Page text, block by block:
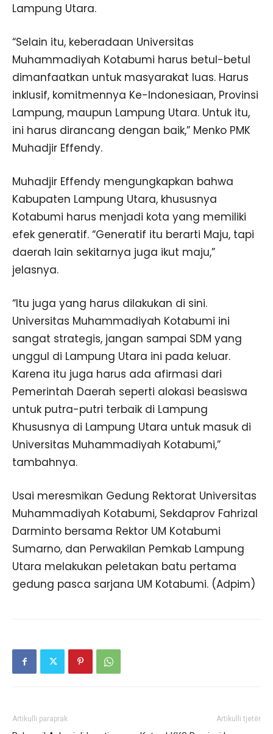
Lampung Utara.
“Selain itu, keberadaan Universitas
Muhammadiyah Kotabumi harus betul-betul
dimanfaatkan untuk masyarakat luas. Harus
inklusif, komitmennya Ke-Indonesiaan, Provinsi
Lampung, maupun Lampung Utara. Untuk itu,
ini harus dirancang dengan baik,” Menko PMK
Muhadjir Effendy.
Muhadjir Effendy mengungkapkan bahwa
Kabupaten Lampung Utara, khususnya
Kotabumi harus menjadi kota yang memiliki
efek generatif. “Generatif itu berarti Maju, tapi
daerah lain sekitarnya juga ikut maju,”
jelasnya.
“Itu juga yang harus dilakukan di sini.
Universitas Muhammadiyah Kotabumi ini
sangat strategis, jangan sampai SDM yang
unggul di Lampung Utara ini pada keluar.
Karena itu juga harus ada afirmasi dari
Pemerintah Daerah seperti alokasi beasiswa
untuk putra-putri terbaik di Lampung
Khususnya di Lampung Utara untuk masuk di
Universitas Muhammadiyah Kotabumi,”
tambahnya.
Usai meresmikan Gedung Rektorat Universitas
Muhammadiyah Kotabumi, Sekdaprov Fahrizal
Darminto bersama Rektor UM Kotabumi
Sumarno, dan Perwakilan Pemkab Lampung
Utara melakukan peletakan batu pertama
gedung pasca sarjana UM Kotabumi. (Adpim)
Artikulli paraprak Artikulli tjetër